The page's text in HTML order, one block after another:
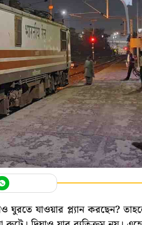
ঘুরতে যাওয়ার প্ল্যান করছেন?